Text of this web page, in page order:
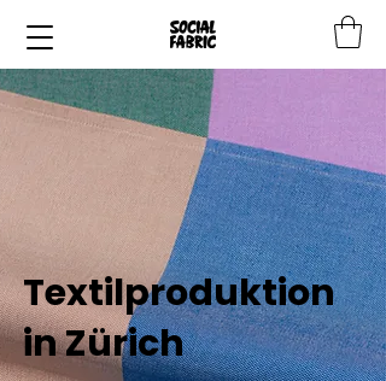
Textilproduktion
in Zürich